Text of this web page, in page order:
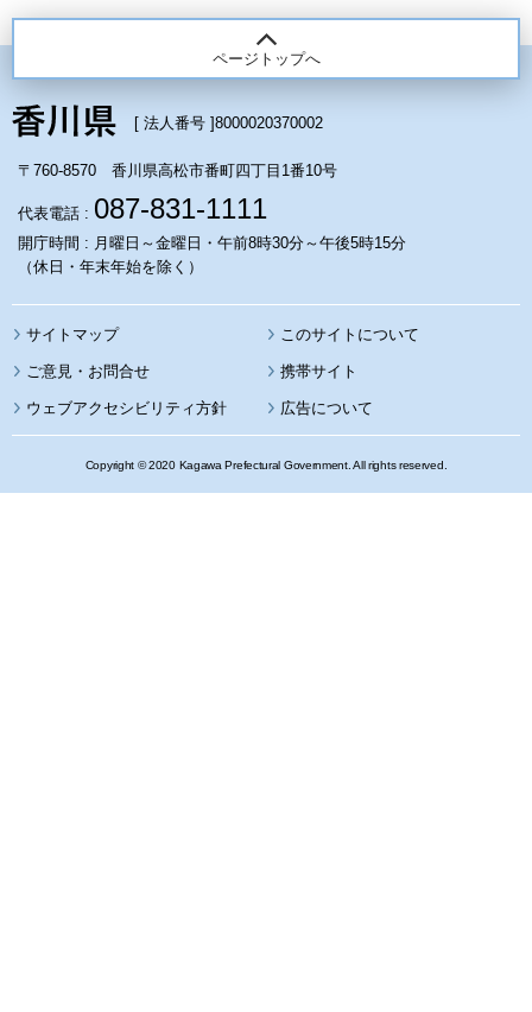
ページトップへ
[ 法人番号 ]8000020370002
〒760-8570 香川県高松市番町四丁目1番10号
代表電話 : 087-831-1111
開庁時間 : 月曜日～金曜日・午前8時30分～午後5時15分
（休日・年末年始を除く）
サイトマップ このサイトについて
携帯サイト
ウェブアクセシビリティ方針 広告について
Copyright © 2020 Kagawa Prefectural Government. All rights reserved.